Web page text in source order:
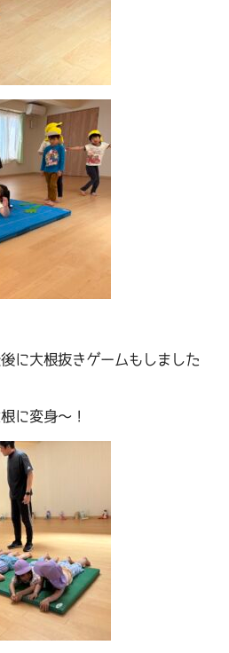
に大根抜きゲームもしました
に変身～！